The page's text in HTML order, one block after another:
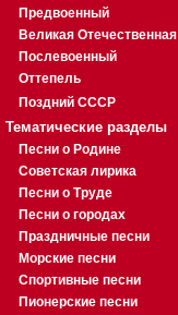
Предвоенный
Великая Отечественная
Послевоенный
Оттепель
Поздний СССР
Тематические разделы
Песни о Родине
Советская лирика
Песни о Труде
Песни о городах
Праздничные песни
Морские песни
Спортивные песни
Пионерские песни